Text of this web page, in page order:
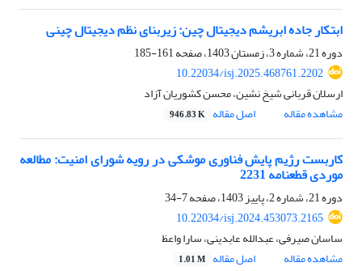
ابتکار جاده ابریشم دیجیتال چین: زیربنای نظم دیجیتال چینی
دوره 21، شماره 3، زمستان 1403، صفحه
161-185
10.22034/isj.2025.468761.2202
ارسلان قربانی شیخ نشین، محسن کشوریان آزاد
مشاهده مقاله
اصل مقاله 946.83 K
کاربست رژیم پایش فناوری موشکی در رویه شورای امنیت: مطالعه
موردی قطعنامه 2231
دوره 21، شماره 2، پاییز 1403، صفحه
7-34
10.22034/isj.2024.453073.2165
ساسان صیرفی، عبدالله عابدینی، سارا واعظ
مشاهده مقاله
اصل مقاله 1.01 M